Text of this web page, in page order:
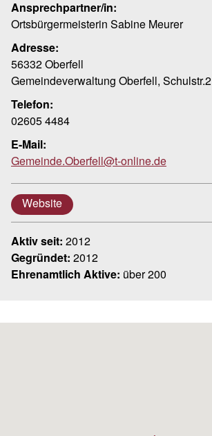
Ansprechpartner/in:
Ortsbürgermeisterin Sabine Meurer
Adresse:
56332 Oberfell
Gemeindeverwaltung Oberfell, Schulstr.2
Telefon:
02605 4484
E-Mail:
Gemeinde.Oberfell@t-online.de
Website
Aktiv seit: 2012
Gegründet: 2012
Ehrenamtlich Aktive: über 200